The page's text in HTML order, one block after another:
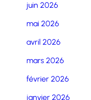
juin 2026
mai 2026
avril 2026
mars 2026
février 2026
janvier 2026